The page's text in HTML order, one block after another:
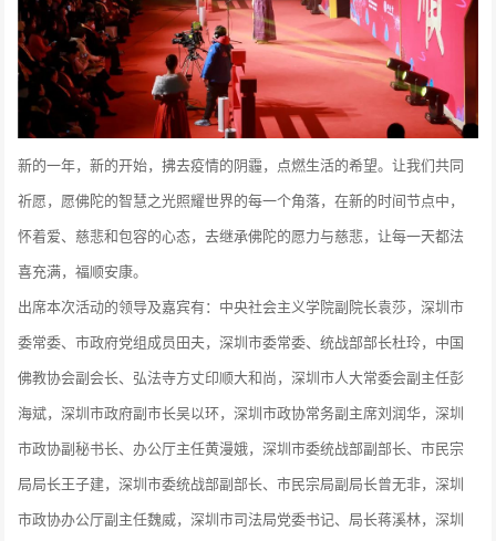
新的一年，新的开始，拂去疫情的阴霾，点燃生活的希望。让我们共同
祈愿，愿佛陀的智慧之光照耀世界的每一个角落，在新的时间节点中，
怀着爱、慈悲和包容的心态，去继承佛陀的愿力与慈悲，让每一天都法
喜充满，福顺安康。
出席本次活动的领导及嘉宾有：中央社会主义学院副院长袁莎，深圳市
委常委、市政府党组成员田夫，深圳市委常委、统战部部长杜玲，中国
佛教协会副会长、弘法寺方丈印顺大和尚，深圳市人大常委会副主任彭
海斌，深圳市政府副市长吴以环，深圳市政协常务副主席刘润华，深圳
市政协副秘书长、办公厅主任黄漫娥，深圳市委统战部副部长、市民宗
局局长王子建，深圳市委统战部副部长、市民宗局副局长曾无非，深圳
市政协办公厅副主任魏威，深圳市司法局党委书记、局长蒋溪林，深圳